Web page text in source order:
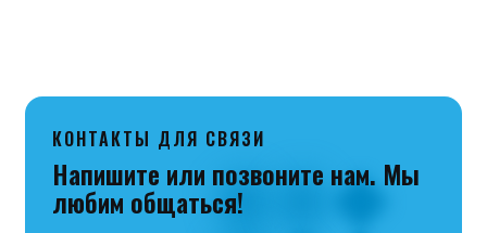
КОНТАКТЫ ДЛЯ СВЯЗИ
Напишите или позвоните нам. Мы
любим общаться!